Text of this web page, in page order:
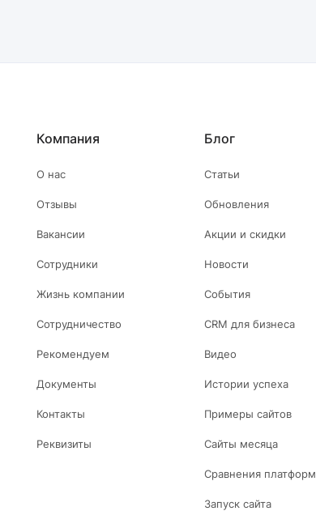
Компания
О нас
Отзывы
Вакансии
Сотрудники
Жизнь компании
Сотрудничество
Рекомендуем
Документы
Контакты
Реквизиты
Блог
Статьи
Обновления
Акции и скидки
Новости
События
CRM для бизнеса
Видео
Истории успеха
Примеры сайтов
Сайты месяца
Сравнения платформ
Запуск сайта